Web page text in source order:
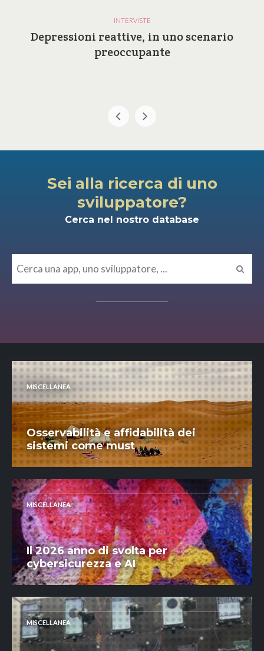
INTERVISTE
Depressioni reattive, in uno scenario
preoccupante
Sei alla ricerca di uno
sviluppatore?
Cerca nel nostro database
MISCELLANEA
Osservabilità e affidabilità dei
sistemi come must
MISCELLANEA
Il 2026 anno di svolta per
cybersicurezza e AI
MISCELLANEA